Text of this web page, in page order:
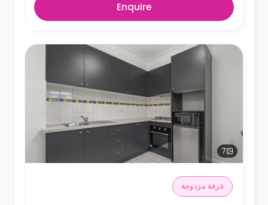
Enquire
7
غرفة مزدوجة